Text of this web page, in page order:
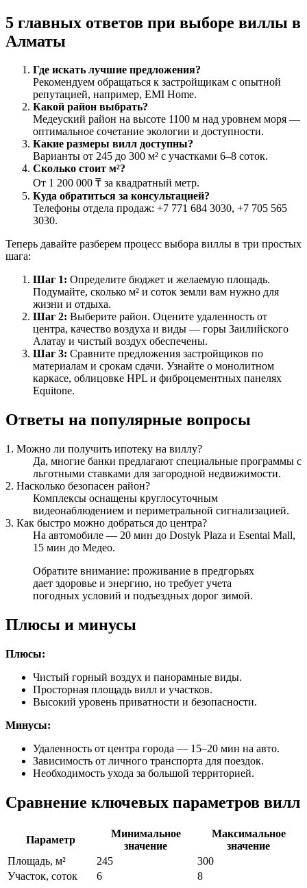
5 главных ответов при выборе виллы в
Алматы
Где искать лучшие предложения?
Рекомендуем обращаться к застройщикам с опытной
репутацией, например, EMI Home.
Какой район выбрать?
Медеуский район на высоте 1100 м над уровнем моря —
оптимальное сочетание экологии и доступности.
Какие размеры вилл доступны?
Варианты от 245 до 300 м² с участками 6–8 соток.
Сколько стоит м²?
От 1 200 000 ₸ за квадратный метр.
Куда обратиться за консультацией?
Телефоны отдела продаж: +7 771 684 3030, +7 705 565
3030.
Теперь давайте разберем процесс выбора виллы в три простых
шага:
Шаг 1: Определите бюджет и желаемую площадь.
Подумайте, сколько м² и соток земли вам нужно для
жизни и отдыха.
Шаг 2: Выберите район. Оцените удаленность от
центра, качество воздуха и виды — горы Заилийского
Алатау и чистый воздух обеспечены.
Шаг 3: Сравните предложения застройщиков по
материалам и срокам сдачи. Узнайте о монолитном
каркасе, облицовке HPL и фиброцементных панелях
Equitone.
Ответы на популярные вопросы
1. Можно ли получить ипотеку на виллу?
Да, многие банки предлагают специальные программы с
льготными ставками для загородной недвижимости.
2. Насколько безопасен район?
Комплексы оснащены круглосуточным
видеонаблюдением и периметральной сигнализацией.
3. Как быстро можно добраться до центра?
На автомобиле — 20 мин до Dostyk Plaza и Esentai Mall,
15 мин до Медео.
Обратите внимание: проживание в предгорьях
дает здоровье и энергию, но требует учета
погодных условий и подъездных дорог зимой.
Плюсы и минусы
Плюсы:
Чистый горный воздух и панорамные виды.
Просторная площадь вилл и участков.
Высокий уровень приватности и безопасности.
Минусы:
Удаленность от центра города — 15–20 мин на авто.
Зависимость от личного транспорта для поездок.
Необходимость ухода за большой территорией.
Сравнение ключевых параметров вилл
Параметр
Минимальное
значение
Максимальное
значение
Площадь, м²
245
300
Участок, соток
6
8